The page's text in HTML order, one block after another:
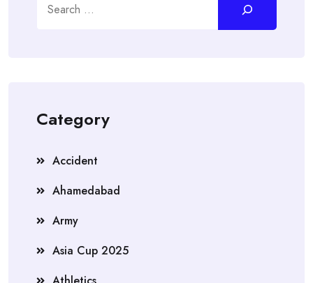
Category
Accident
Ahamedabad
Army
Asia Cup 2025